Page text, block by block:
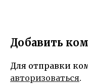
Добавить
Для отправки
авторизоваться.